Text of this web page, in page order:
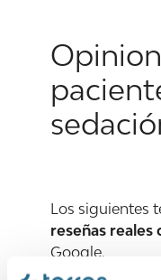
Los siguientes
reseñas reales
Google.